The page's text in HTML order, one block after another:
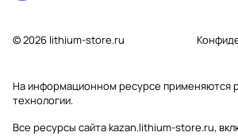
© 2026 lithium-store.ru
На информационном ресурсе применяются
технологии.
Все ресурсы сайта kazan.lithium-store.ru,